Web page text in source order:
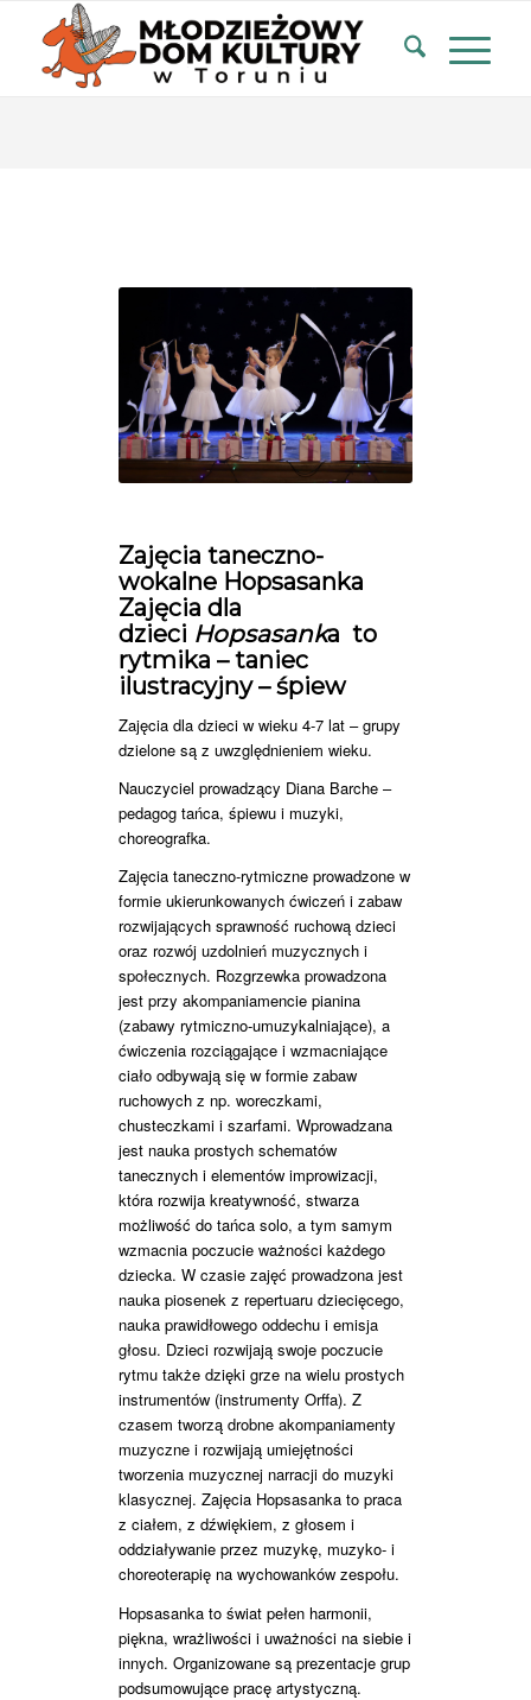
Zajęcia taneczno-
wokalne Hopsasanka
Zajęcia dla
dzieci Hopsasanka to
rytmika – taniec
ilustracyjny – śpiew
Zajęcia dla dzieci w wieku 4-7 lat – grupy
dzielone są z uwzględnieniem wieku.
Nauczyciel prowadzący Diana Barche –
pedagog tańca, śpiewu i muzyki,
choreografka.
Zajęcia taneczno-rytmiczne prowadzone w
formie ukierunkowanych ćwiczeń i zabaw
rozwijających sprawność ruchową dzieci
oraz rozwój uzdolnień muzycznych i
społecznych. Rozgrzewka prowadzona
jest przy akompaniamencie pianina
(zabawy rytmiczno-umuzykalniające), a
ćwiczenia rozciągające i wzmacniające
ciało odbywają się w formie zabaw
ruchowych z np. woreczkami,
chusteczkami i szarfami. Wprowadzana
jest nauka prostych schematów
tanecznych i elementów improwizacji,
która rozwija kreatywność, stwarza
możliwość do tańca solo, a tym samym
wzmacnia poczucie ważności każdego
dziecka. W czasie zajęć prowadzona jest
nauka piosenek z repertuaru dziecięcego,
nauka prawidłowego oddechu i emisja
głosu. Dzieci rozwijają swoje poczucie
rytmu także dzięki grze na wielu prostych
instrumentów (instrumenty Orffa). Z
czasem tworzą drobne akompaniamenty
muzyczne i rozwijają umiejętności
tworzenia muzycznej narracji do muzyki
klasycznej. Zajęcia Hopsasanka to praca
z ciałem, z dźwiękiem, z głosem i
oddziaływanie przez muzykę, muzyko- i
choreoterapię na wychowanków zespołu.
Hopsasanka to świat pełen harmonii,
piękna, wrażliwości i uważności na siebie i
innych. Organizowane są prezentacje grup
podsumowujące pracę artystyczną.